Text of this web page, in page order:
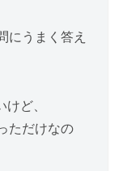
にうまく答え
ど、
ただけなの